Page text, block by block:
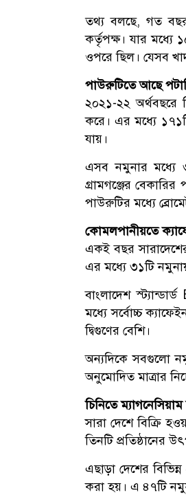
তথ্য বলছে, গত বছর
কর্তৃপক্ষ। যার মধ্যে
ওপরে ছিল। যেসব
পাউরুটিতে আছে
২০২১-২২ অর্থবছরে
করে। এর মধ্যে
যায়।
এসব নমুনার মধ্যে
গ্রামগঞ্জের
পাউরুটির মধ্যে
কোমলপানীয়তে
একই বছর
এর মধ্যে ৩১টি
বাংলাদেশ
মধ্যে সর্বোচ্চ
দ্বিগুণের বেশি।
অন্যদিকে সবগুলো
অনুমোদিত মাত্রার
চিনিতে
সারা দেশে বিক্রি
তিনটি প্রতিষ্ঠানের
এছাড়া দেশের
করা হয়। এ ৪৭টি